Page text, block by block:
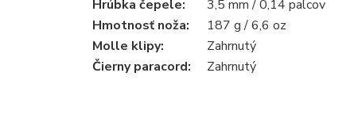
Hrúbka čepele:
3,5 mm / 0,14 palcov
Hmotnosť noža:
187 g / 6,6 oz
Molle klipy:
Zahrnutý
Čierny paracord: Zahrnutý